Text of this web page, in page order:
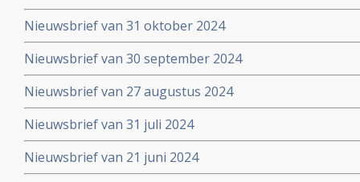
Nieuwsbrief van 31 oktober 2024
Nieuwsbrief van 30 september 2024
Nieuwsbrief van 27 augustus 2024
Nieuwsbrief van 31 juli 2024
Nieuwsbrief van 21 juni 2024